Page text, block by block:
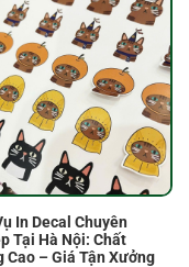
In Decal Chuyên
Tại Hà Nội: Chất
Cao – Giá Tận Xưởng